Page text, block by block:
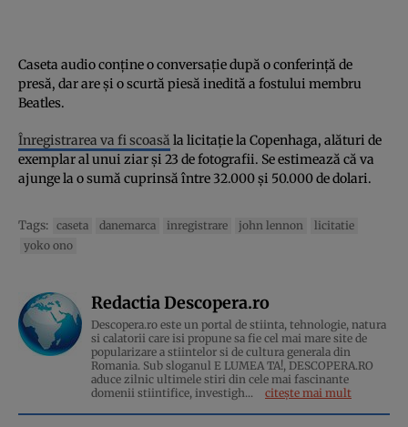
Caseta audio conține o conversație după o conferință de
presă, dar are și o scurtă piesă inedită a fostului membru
Beatles.
Înregistrarea va fi scoasă la licitație la Copenhaga, alături de
exemplar al unui ziar și 23 de fotografii. Se estimează că va
ajunge la o sumă cuprinsă între 32.000 și 50.000 de dolari.
Tags: caseta danemarca inregistrare john lennon
licitatie
yoko ono
Redactia Descopera.ro
Descopera.ro este un portal de stiinta, tehnologie, natura
si calatorii care isi propune sa fie cel mai mare site de
popularizare a stiintelor si de cultura generala din
Romania. Sub sloganul E LUMEA TA!, DESCOPERA.RO
aduce zilnic ultimele stiri din cele mai fascinante
domenii stiintifice, investigh...
citește mai mult